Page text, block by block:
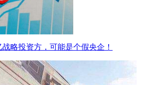
略投资方，可能是个假央企！